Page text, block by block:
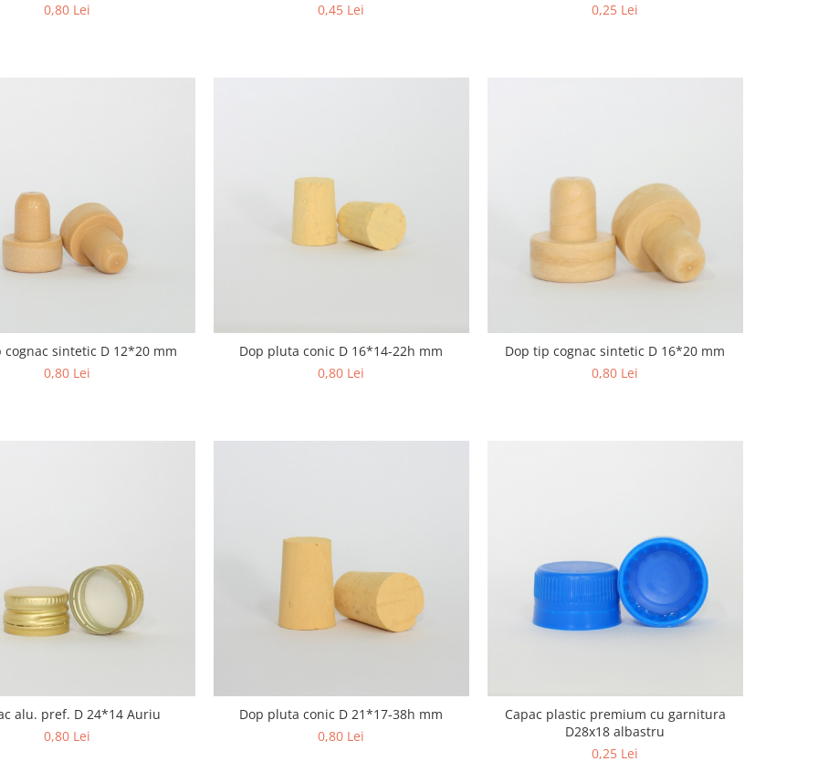
0,80 Lei
0,45 Lei
0,25 Lei
cognac sintetic D 12*20 mm
0,80 Lei
Dop pluta conic D 16*14-22h mm
0,80 Lei
Dop tip cognac sintetic D 16*20 mm
0,80 Lei
alu. pref. D 24*14 Auriu
0,80 Lei
Dop pluta conic D 21*17-38h mm
0,80 Lei
Capac plastic premium cu garnitura
D28x18 albastru
0,25 Lei